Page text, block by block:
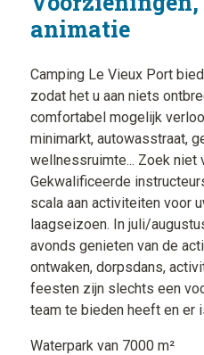
animatie
Camping Le Vieux Port
zodat het u aan niets
comfortabel mogelijk
minimarkt, autowasstraat,
wellnessruimte... Zoek niet
Gekwalificeerde
scala aan activiteiten voor
laagseizoen. In juli/
avonds genieten van de
ontwaken, dorpsdans,
feesten zijn slechts een
team te bieden heeft en er
Waterpark van 7000 m²